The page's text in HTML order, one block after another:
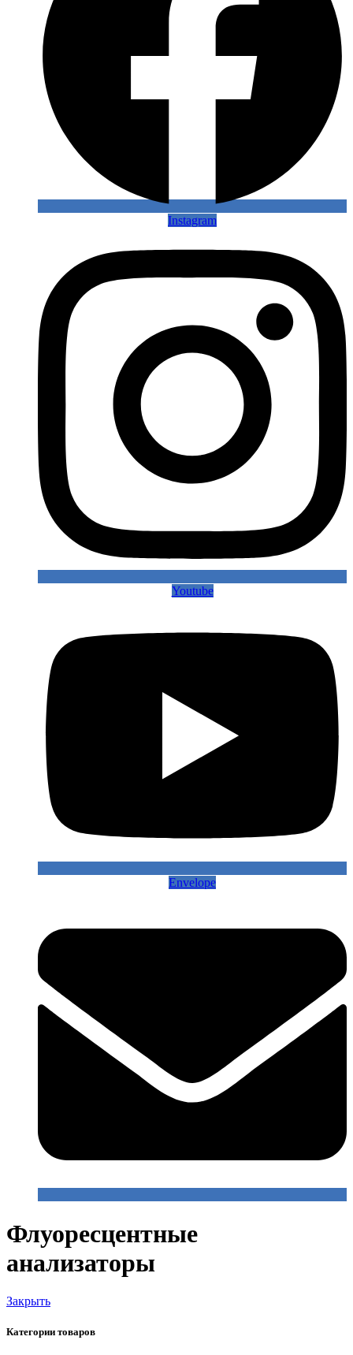
Instagram
Youtube
Envelope
Флуоресцентные
анализаторы
Закрыть
Категории товаров